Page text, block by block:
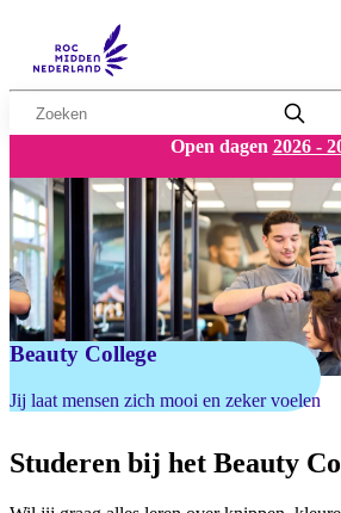
Zoekwoord
Open dagen 2026 -
Beauty College
Jij laat mensen zich mooi en zeker voelen
Studeren bij het Beauty